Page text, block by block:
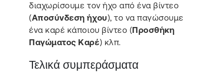
διαχωρίσουμε τον ήχο από ένα βίντεο
(Αποσύνδεση ήχου), το να παγώσουμε
ένα καρέ κάποιου βίντεο (Προσθήκη
Παγώματος Καρέ) κλπ.
Τελικά συμπεράσματα